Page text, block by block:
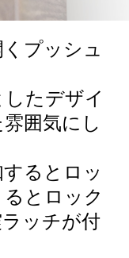
プッシュ
たデザイ
囲気にし
るとロッ
とロック
ッチが付